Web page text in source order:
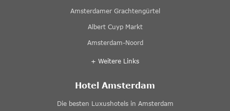
Amsterdamer Grachtengürtel
Albert Cuyp Markt
Amsterdam-Noord
+ Weitere Links
Hotel Amsterdam
Die besten Luxushotels in Amsterdam